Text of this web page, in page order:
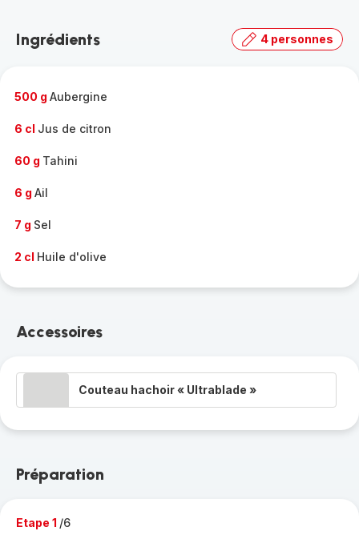
gamme
Ingrédients 4 personnes
500 g Aubergine
6 cl Jus de citron
60 g Tahini
6 g Ail
7 g Sel
2 cl Huile d'olive
Accessoires
Couteau hachoir « Ultrablade »
Préparation
Etape 1 /6